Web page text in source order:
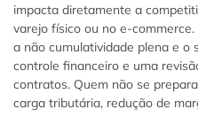
impacta diretamente a
varejo físico ou no e-
a não cumulatividade plena e o
controle financeiro e uma
contratos. Quem não se
carga tributária, redução de